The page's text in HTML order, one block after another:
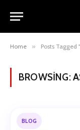
Home » Posts Tagged
BROWSING:
BLOG